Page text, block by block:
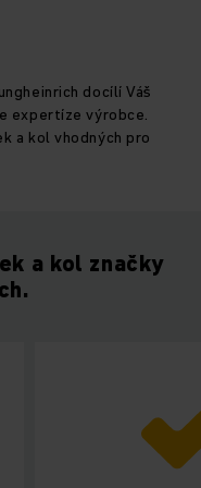
docílí Váš
expertíze výrobce.
a kol vhodných pro
a kol značky